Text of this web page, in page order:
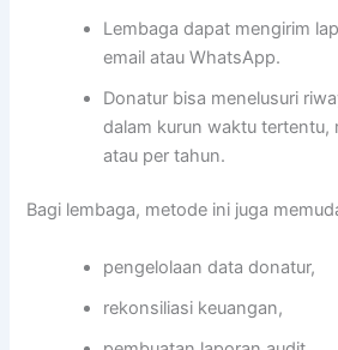
Lembaga dapat mengirim
email atau WhatsApp.
Donatur bisa menelusuri
dalam kurun waktu tertentu,
atau per tahun.
Bagi lembaga, metode ini juga
pengelolaan data donatur,
rekonsiliasi keuangan,